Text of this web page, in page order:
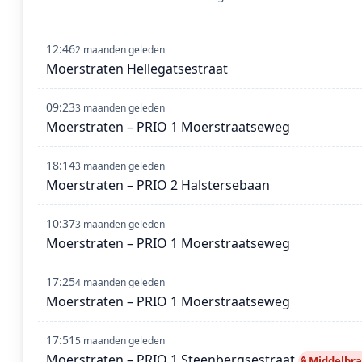
12:462 maanden geleden
Moerstraten Hellegatsestraat
09:233 maanden geleden
Moerstraten – PRIO 1 Moerstraatseweg
18:143 maanden geleden
Moerstraten – PRIO 2 Halstersebaan
10:373 maanden geleden
Moerstraten – PRIO 1 Moerstraatseweg
17:254 maanden geleden
Moerstraten – PRIO 1 Moerstraatseweg
17:515 maanden geleden